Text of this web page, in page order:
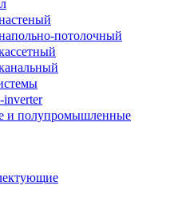
потолочный
inverter
и полупромышленные